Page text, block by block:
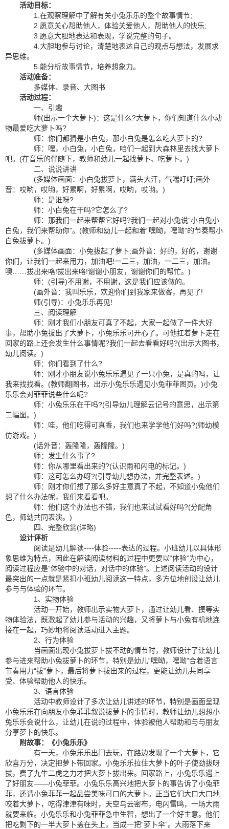
活动目标：
1.在观察理解中了解有关小兔乐乐的整个故事情节;
2.愿意关心帮助他人，体验关爱他人，帮助他人的快乐;
3.愿意大胆地表达和表现，学说完整的句子。
4.大胆地参与讨论，清楚地表达自己的观点与想法，发展求
异思维。
5.能分析故事情节，培养想象力。
活动准备：
多媒体、录音、大图书
活动过程：
一、引趣
师(出示一个大萝卜)：这是什么?大萝卜，你们知道什么小动
物最爱吃大萝卜吗?
师：你们都猜是小白兔，那小白兔是怎么吃大萝卜的?
师：嘿，小白兔，小白兔，咱们一起到大森林里去找大萝卜
吧。(在音乐的伴随下，教师和幼儿一起找萝卜、吃萝卜。)
二、说说讲讲
(多媒体画面：小白兔拔萝卜，满头大汗，气喘吁吁;画外
音：哎哟，哎哟，好累啊，好累啊，哎哟，哎哟。)
师：是谁呀?
师：小白兔在干吗?它怎么了?
师：那我们一起来帮帮它好吗?我们一起对小兔说“小白兔小
白兔，我们来帮助你”。(教师和幼儿一起和着“嘿呦，嘿呦”的节奏帮小
白兔拔萝卜。)
(多媒体画面：小兔拔起了萝卜;画外音：好的，好的，谢谢
你们，让我们一起来用力，加油吧!一二三，加油，一二三，加油。
噢……拔出来咯!拔出来咯!谢谢小朋友，谢谢你们的帮忙。)
师：(引导)不用谢，不用谢，这是我们应该做的。
(画外音：我叫乐乐，欢迎你们到我家来做客，再见了!
师(引导)：小兔乐乐再见!
三、阅读理解
师：刚才我们小朋友可真了不起，大家一起做了一件大好
事，帮助小兔拔出了大萝卜，小兔乐乐可开心了。可他扛着萝卜走在
回家的路上还会发生什么事情呢?我们一起去看看好吗?(出示大图书，
幼儿阅读。)
师：你们看到了什么?
师：刚才小朋友说小兔乐乐遇见了一只小兔，是真的吗，让
我来找找看。(教师翻图书，出示小兔乐乐遇见小兔菲菲图页。)小兔
乐乐会对菲菲说些什么呢?
师：小兔乐乐在干吗?(引导幼儿理解云记号的意思，出示第
二幅图。)
师：哇，他们吃得可真香，我们也来学学他们好吗?(师幼模
仿游戏。)
(话外音：轰隆隆，轰隆隆。)
师：发生什么事了?
师：你从哪里看出来的?(认识雨和闪电的标记。)
师：这可怎么办呀?(引导幼儿想办法，并完整表述。)
师：刚才你们想了那么多好主意真了不起，不知道小兔他们
想了什么办法呢，我们来看看吧。
师：他们这个办法也不错，我们也来试试看好吗?(分配角
色，师幼共同表演。)
四、完整欣赏(详略)
设计评析
阅读是幼儿解读----体验-----表达的过程。小班幼儿以具体形
象思维为特点，因此在解读阅读材料的过程中更要以“体验”为中心，
阅读过程应是“体验中的对话，对话中的体验”。上述阅读活动的设计
最突出的一点就是紧扣小班幼儿阅读这一特点，多方位地创设让幼儿
参与与体验的环节。
1、实物体验
活动一开始，教师出示实物大萝卜，通过让幼儿看、摸等实
物体验法，既激起了幼儿参与活动的兴趣，又将萝卜与小兔有机地连
接在一起，巧妙地将阅读活动进入主题。
2、行为体验
当画面出现小兔拔萝卜拔不动的情节时，教师设计了让幼儿
参与进来帮助小兔拔萝卜的环节，特别是幼儿“嘿呦，嘿呦”合着语言
节奏用力“拔”萝卜，最后将萝卜拔出来的过程，更能让幼儿共同享
受、体验帮助他人的快乐。
3、语言体验
活动中教师设计了多次让幼儿讲述的环节，特别是画面呈现
小兔乐乐在向朋友小兔菲菲叙说拔萝卜的事情时，教师让幼儿想想小
兔乐乐会说什么，让幼儿在说的过程中，体验被他人帮助和与与朋友
分享萝卜的快乐。
附故事：《小兔乐乐》
有一天，小兔乐乐出门去玩，在路边发现了一个大萝卜，它
欣喜万分，决定把萝卜带回家。小兔乐乐拉住大萝卜的叶子使劲拔呀
拔，费了九牛二虎之力才把大萝卜拔出来。回家路上，小兔乐乐遇上
了好朋友——小兔菲菲。小兔乐乐高兴地把大萝卜的事告诉了小兔菲
菲，还请小兔菲菲一起品尝美味可口的大萝卜。正当它们大口大口地
咬着大萝卜，吃得津津有味时，天空乌云密布，电闪雷鸣，一场大雨
就要来临。小兔乐乐和小兔菲菲急中生智，想出了一个好主意。他们
把吃剩下的一半大萝卜盖在头上，当成一把“萝卜伞”。大雨落下来